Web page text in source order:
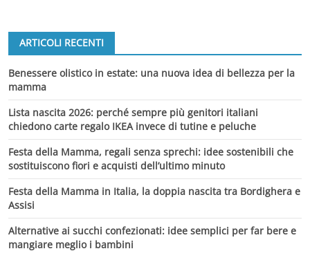
ARTICOLI RECENTI
Benessere olistico in estate: una nuova idea di bellezza per la
mamma
Lista nascita 2026: perché sempre più genitori italiani
chiedono carte regalo IKEA invece di tutine e peluche
Festa della Mamma, regali senza sprechi: idee sostenibili che
sostituiscono fiori e acquisti dell’ultimo minuto
Festa della Mamma in Italia, la doppia nascita tra Bordighera e
Assisi
Alternative ai succhi confezionati: idee semplici per far bere e
mangiare meglio i bambini